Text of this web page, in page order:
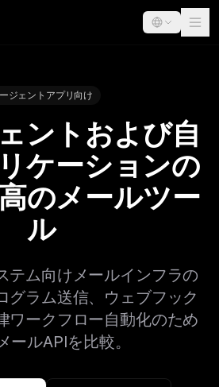
ジェントアプリ向け
ントおよび自
ケーションの
のメールツー
ル
テム向けメールインフラの
グラム送信、ウェブフック
ワークフロー自動化のため
ールAPIを比較。